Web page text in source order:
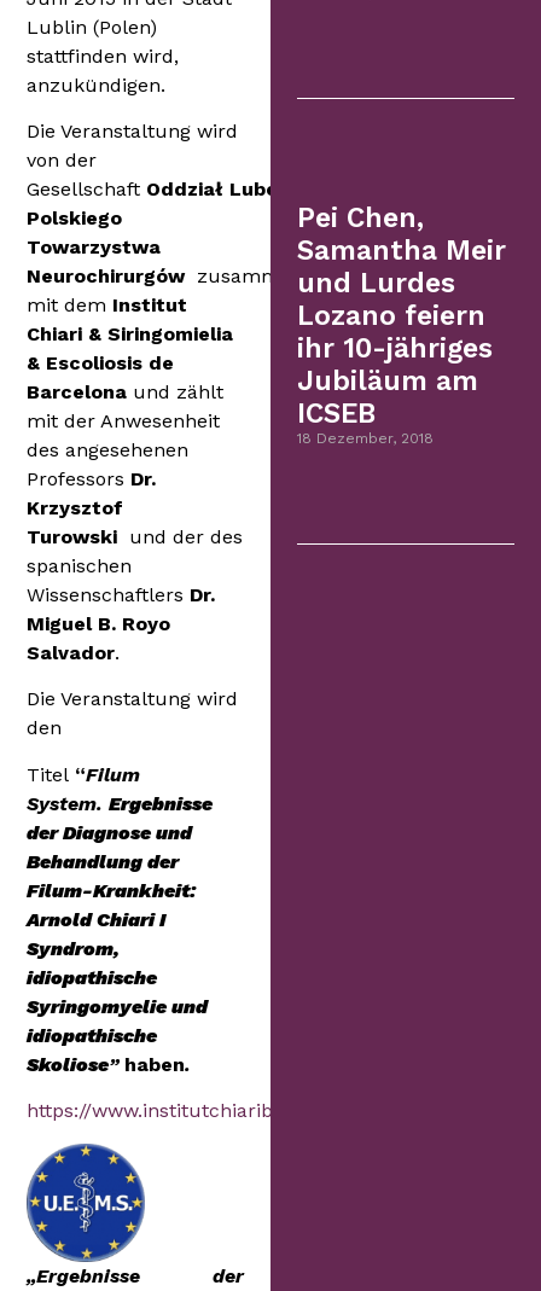
Lublin (Polen)
stattfinden wird,
anzukündigen.
Die Veranstaltung wird
von der
Gesellschaft Oddział Lubelski
Polskiego
Towarzystwa
Neurochirurgów zusammen
mit dem Institut
Chiari & Siringomielia
& Escoliosis de
Barcelona und zählt
mit der Anwesenheit
des angesehenen
Professors Dr.
Krzysztof
Turowski und der des
spanischen
Wissenschaftlers Dr.
Miguel B. Royo
Salvador.
Die Veranstaltung wird
den
Titel “Filum
System.Ergebnisse
der Diagnose und
Behandlung der
Filum-Krankheit:
Arnold Chiari I
Syndrom,
idiopathische
Syringomyelie und
idiopathische
Skoliose” haben.
https://www.institutchiaribcn.com/veranstaltungen
„Ergebnisse der
Pei Chen,
Samantha Meir
und Lurdes
Lozano feiern
ihr 10-jähriges
Jubiläum am
ICSEB
18 Dezember, 2018